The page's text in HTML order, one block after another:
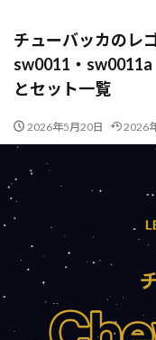
チューバッカのレ
sw0011・
とセット一覧
2026年5月20日 2026